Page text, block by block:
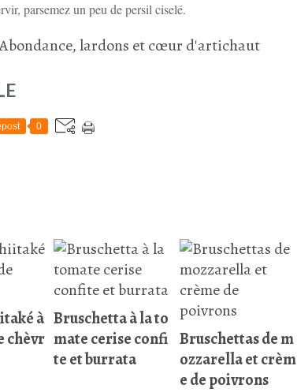
parsemez un peu de persil ciselé.
0
à
chèvr
Bruschetta à la to
mate cerise confi
te et burrata
Bruschettas de m
ozzarella et crèm
e de poivrons